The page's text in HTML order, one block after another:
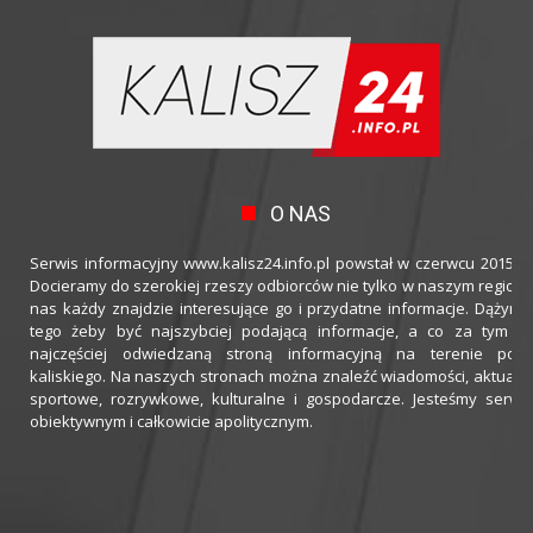
O NAS
Serwis informacyjny www.kalisz24.info.pl powstał w czerwcu 2015
Docieramy do szerokiej rzeszy odbiorców nie tylko w naszym
nas każdy znajdzie interesujące go i przydatne informacje.
tego żeby być najszybciej podającą informacje, a co za tym
najczęściej odwiedzaną stroną informacyjną na terenie
kaliskiego. Na naszych stronach można znaleźć wiadomości,
sportowe, rozrywkowe, kulturalne i gospodarcze. Jesteśmy
obiektywnym i całkowicie apolitycznym.